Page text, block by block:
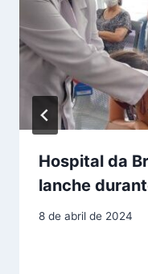
Hospital da
lanche
8 de abril de 2024